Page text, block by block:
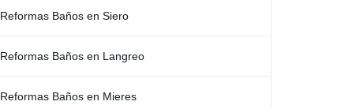
Reformas Baños en Siero
Reformas Baños en Langreo
Reformas Baños en Mieres